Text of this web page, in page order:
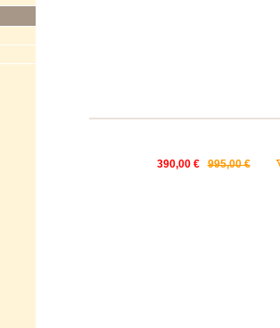
390,00 € 995,00 €